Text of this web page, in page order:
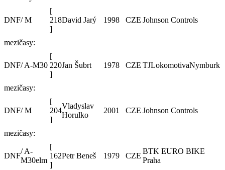
DNF/ M
[
218
]
David Jarý 1998 CZE Johnson Controls
mezičasy:
DNF/ A-M30
[
220
]
Jan Šubrt 1978 CZE TJLokomotivaNymburk
mezičasy:
DNF/ M
[
204
]
Vladyslav
Horulko
2001 CZE Johnson Controls
mezičasy:
DNF
/ A-
M30elm
[
162
]
Petr Beneš 1979 CZE
BTK EURO BIKE
Praha